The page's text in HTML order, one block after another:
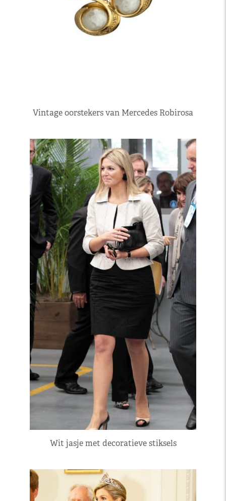
Vintage oorstekers van Mercedes Robirosa
Wit jasje met decoratieve stiksels